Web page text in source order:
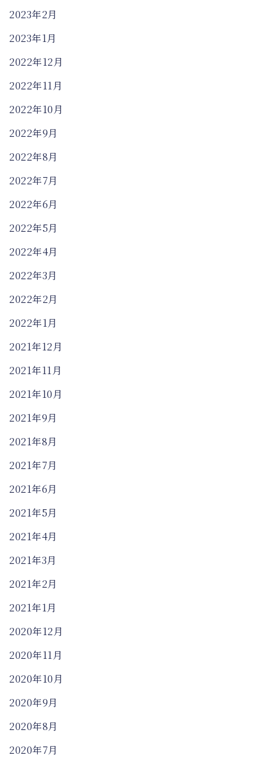
2023年2月
2023年1月
2022年12月
2022年11月
2022年10月
2022年9月
2022年8月
2022年7月
2022年6月
2022年5月
2022年4月
2022年3月
2022年2月
2022年1月
2021年12月
2021年11月
2021年10月
2021年9月
2021年8月
2021年7月
2021年6月
2021年5月
2021年4月
2021年3月
2021年2月
2021年1月
2020年12月
2020年11月
2020年10月
2020年9月
2020年8月
2020年7月